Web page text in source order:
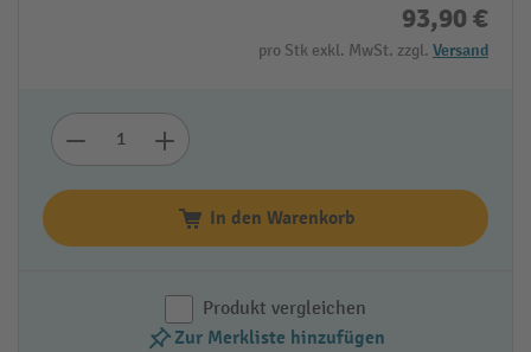
93,90 €
pro Stk exkl. MwSt. zzgl. Versand
In den Warenkorb
Produkt vergleichen
Zur Merkliste hinzufügen